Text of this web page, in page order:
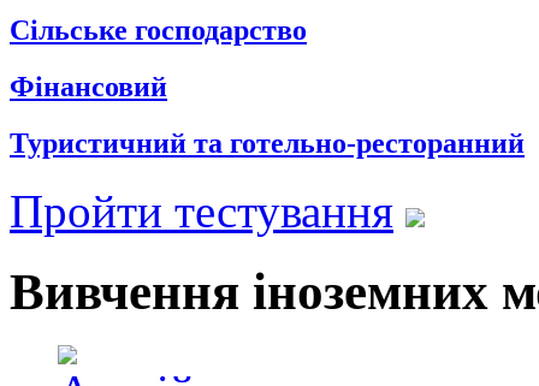
Сільське господарство
Фінансовий
Туристичний та готельно-ресторанний
Пройти тестування
Вивчення іноземних